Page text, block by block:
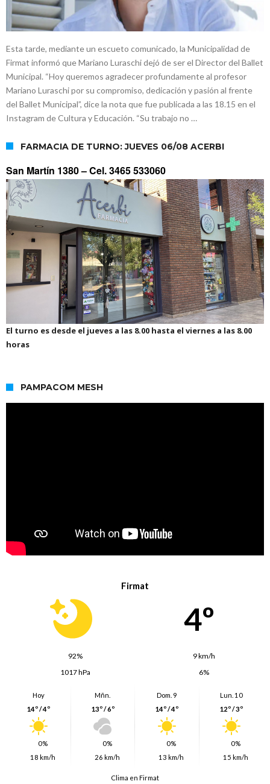
Esta tarde, mediante un escueto comunicado, la Municipalidad de
Firmat informó que Mariano Luraschi dejó de ser el Director del Ballet
Municipal. “Hoy queremos agradecer profundamente al profesor
Mariano Luraschi por su compromiso, dedicación y pasión al frente
del Ballet Municipal”, dice la nota que fue publicada a las 18.15 en el
Instagram de Cultura y Educación. “Su trabajo no …
FARMACIA DE TURNO: JUEVES 06/08 ACERBI
San Martín 1380 –Cel. 3465 533060
El turno es desde el jueves a las 8.00 hasta el viernes a las 8.00
horas
PAMPACOM MESH
Firmat
4º
92%
9 km/h
1017 hPa
6%
Hoy
14º / 4º
0%
18 km/h
Mñn.
13º / 6º
0%
26 km/h
Dom. 9
14º / 4º
0%
13 km/h
Lun. 10
12º / 3º
0%
15 km/h
Clima en Firmat